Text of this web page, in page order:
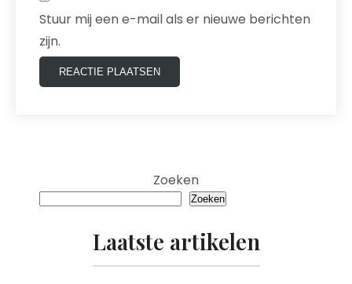
Stuur mij een e-mail als er nieuwe berichten
zijn.
Zoeken
Zoeken
Laatste artikelen